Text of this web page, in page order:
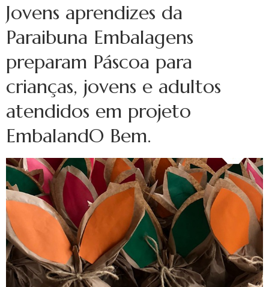
Jovens aprendizes da
Paraibuna Embalagens
preparam Páscoa para
crianças, jovens e adultos
atendidos em projeto
EmbalandO Bem.